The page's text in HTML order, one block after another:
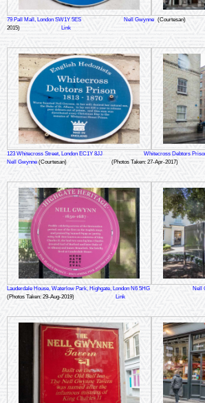
79 Pall Mall, London SW1Y 5ES Nell Gwynne (Courtesan)
2015)
Link
123 Whitecross Street, London EC1Y 8JJ Whitecross Debtors
Nell Gwynne (Courtesan) (Photos Taken: 27-Apr-2017)
Lauderdale House, Waterlow Park, Highgate, London N6 5HG Nell
(Photos Taken: 29-Aug-2019)
Link